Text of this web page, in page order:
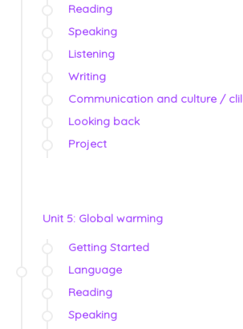
Reading
Speaking
Listening
Writing
Communication and culture / clil
Looking back
Project
Unit 5: Global warming
Getting Started
Language
Reading
Speaking